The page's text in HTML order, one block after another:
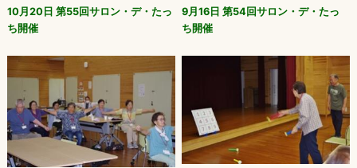
10月20日 第55回サロン・デ・たっ
ち開催
9月16日 第54回サロン・デ・たっ
ち開催